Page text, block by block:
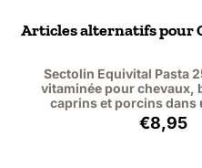
Articles alternatifs pour
Sectolin Equivital Pasta
vitaminée pour chevaux,
caprins et porcins dans
Prix:
€8,95